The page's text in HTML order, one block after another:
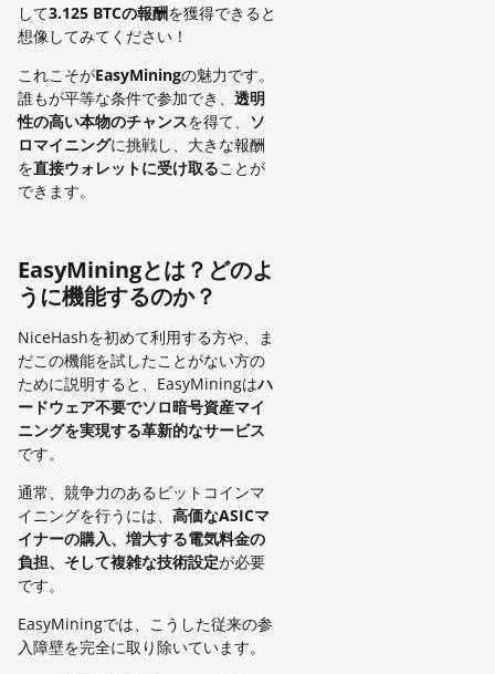
して3.125 BTCの報酬を獲得できると
想像してみてください！
これこそがEasyMiningの魅力です。
誰もが平等な条件で参加でき、 透明
性の高い本物のチャンスを得て、
ソ
ロマイニングに挑戦し、大きな報酬
を直接ウォレットに受け取ることが
できます。
EasyMiningとは？どのよ
うに機能するのか？
NiceHashを初めて利用する方や、ま
だこの機能を試したことがない方の
ために説明すると、EasyMiningはハ
ードウェア不要でソロ暗号資産マイ
ニングを実現する革新的なサービス
です。
通常、競争力のあるビットコインマ
イニングを行うには、 高価なASICマ
イナーの購入、増大する電気料金の
負担、そして複雑な技術設定が必要
です。
EasyMiningでは、こうした従来の参
入障壁を完全に取り除いています。